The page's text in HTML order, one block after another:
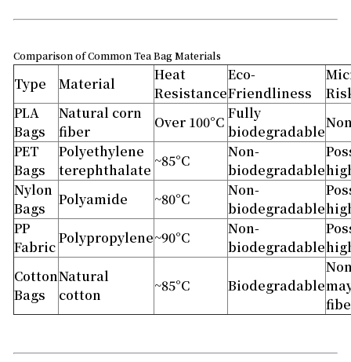
Comparison of Common Tea Bag Materials
Type Material
Heat
Resistance
Eco-
Friendliness
PLA
Bags
Natural corn
fiber
Over 100°C
Fully
biodegradable
PET
Bags
Polyethylene
terephthalate
~85°C
Non-
biodegradable
Nylon
Bags
Polyamide ~80°C
Non-
biodegradable
PP
Fabric
Polypropylene~90°C
Non-
biodegradable
Cotton
Bags
Natural
cotton
~85°C Biodegradable